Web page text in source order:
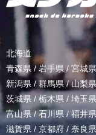
北海道
青森県 / 岩手県/ 宮城県
新潟県 /群馬県/山梨県
茨城県 / 栃木県 / 埼玉県
富山県 /石川県/福井県
滋賀県 / 京都府 / 奈良県